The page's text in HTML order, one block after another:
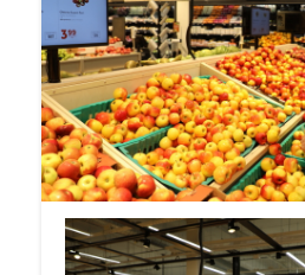
kuukauden kaupaksi. IGD
puolilla maailmaa ja valitsee
kaupaksi sen, joka on
edistyksellisin kaikista
arvioiduista kaupoista. K-
saanet vastaavanlaista
myös vuosina 2021 ja 2019.